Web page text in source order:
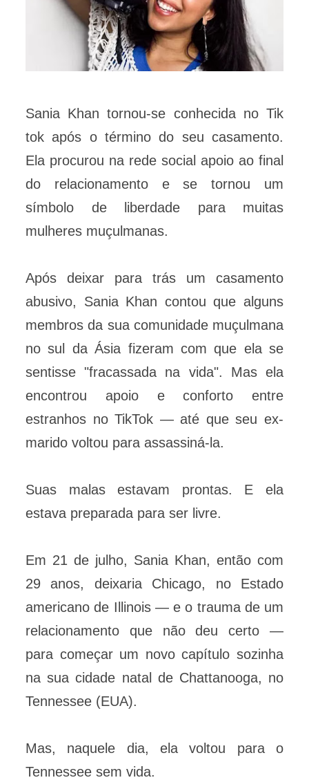
Sania Khan tornou-se conhecida no Tik
tok após o término do seu casamento.
Ela procurou na rede social apoio ao final
do relacionamento e se tornou um
símbolo de liberdade para muitas
mulheres muçulmanas.
Após deixar para trás um casamento
abusivo, Sania Khan contou que alguns
membros da sua comunidade muçulmana
no sul da Ásia fizeram com que ela se
sentisse "fracassada na vida". Mas ela
encontrou apoio e conforto entre
estranhos no TikTok — até que seu ex-
marido voltou para assassiná-la.
Suas malas estavam prontas. E ela
estava preparada para ser livre.
Em 21 de julho, Sania Khan, então com
29 anos, deixaria Chicago, no Estado
americano de Illinois — e o trauma de um
relacionamento que não deu certo —
para começar um novo capítulo sozinha
na sua cidade natal de Chattanooga, no
Tennessee (EUA).
Mas, naquele dia, ela voltou para o
Tennessee sem vida.